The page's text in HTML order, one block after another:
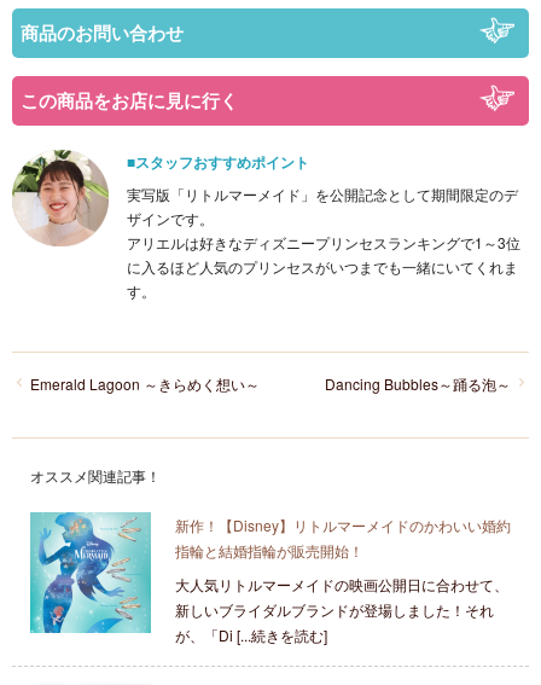
商品のお問い合わせ
この商品をお店に見に行く
■スタッフおすすめポイント
実写版「リトルマーメイド」を公開記念として期間限定のデ
ザインです。
アリエルは好きなディズニープリンセスランキングで1～3位
に入るほど人気のプリンセスがいつまでも一緒にいてくれま
す。
Dancing Bubbles～踊る泡～
Emerald Lagoon ～きらめく想い～
オススメ関連記事！
新作！【Disney】リトルマーメイドのかわいい婚約
指輪と結婚指輪が販売開始！
大人気リトルマーメイドの映画公開日に合わせて、
新しいブライダルブランドが登場しました！それ
が、「Di [...続きを読む]